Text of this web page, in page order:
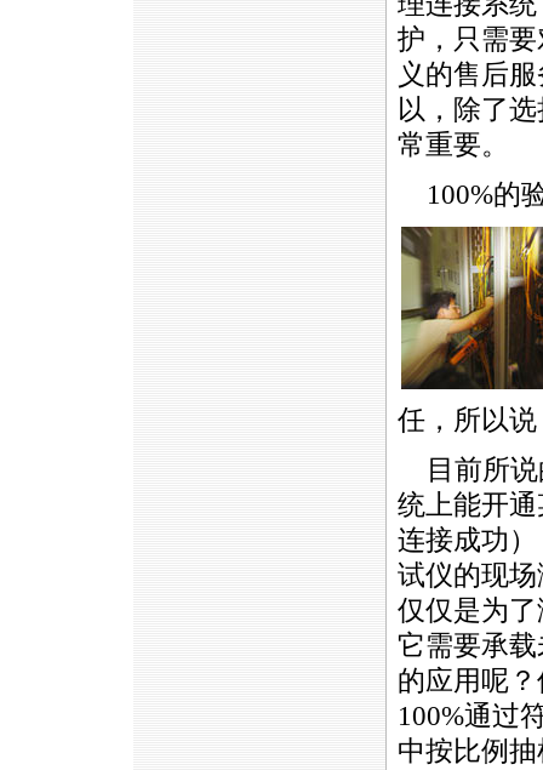
护，只需
义的售后
以，除了
常重要。
100%的
任，所以
目前所说
统上能开通
连接成功
试仪的现
仅仅是为
它需要承
的应用呢
100%通过
中按比例